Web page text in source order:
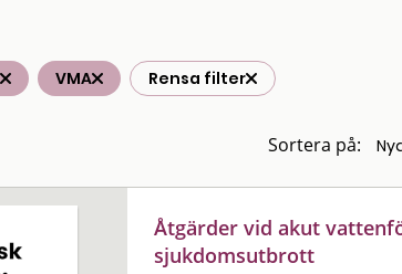
VMA Rensa filter
Sortera på:
Åtgärder vid akut
sjukdomsutbrott